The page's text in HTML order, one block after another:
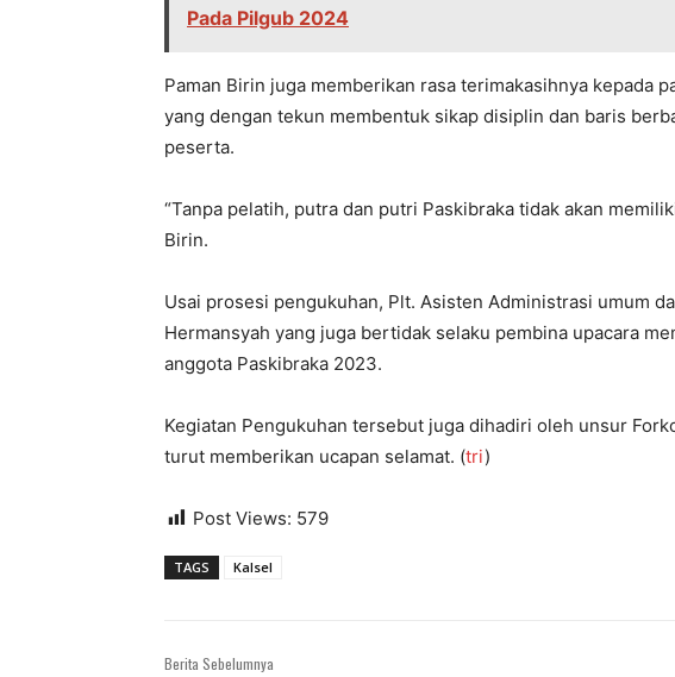
Pada Pilgub 2024
Paman Birin juga memberikan rasa terimakasihnya kepada
yang dengan tekun membentuk sikap disiplin dan baris
peserta.
“Tanpa pelatih, putra dan putri Paskibraka tidak akan
Birin.
Usai prosesi pengukuhan, Plt. Asisten Administrasi umum
Hermansyah yang juga bertidak selaku pembina upacara
anggota Paskibraka 2023.
Kegiatan Pengukuhan tersebut juga dihadiri oleh unsur
turut memberikan ucapan selamat. (tri)
Post Views: 579
TAGS Kalsel
Berita Sebelumnya